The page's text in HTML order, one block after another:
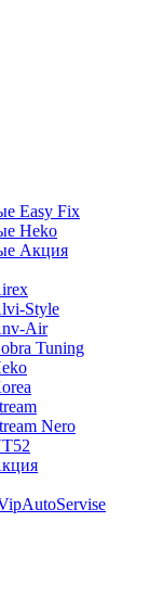
Easy Fix
Heko
Акция
Style
Air
Tuning
Nero